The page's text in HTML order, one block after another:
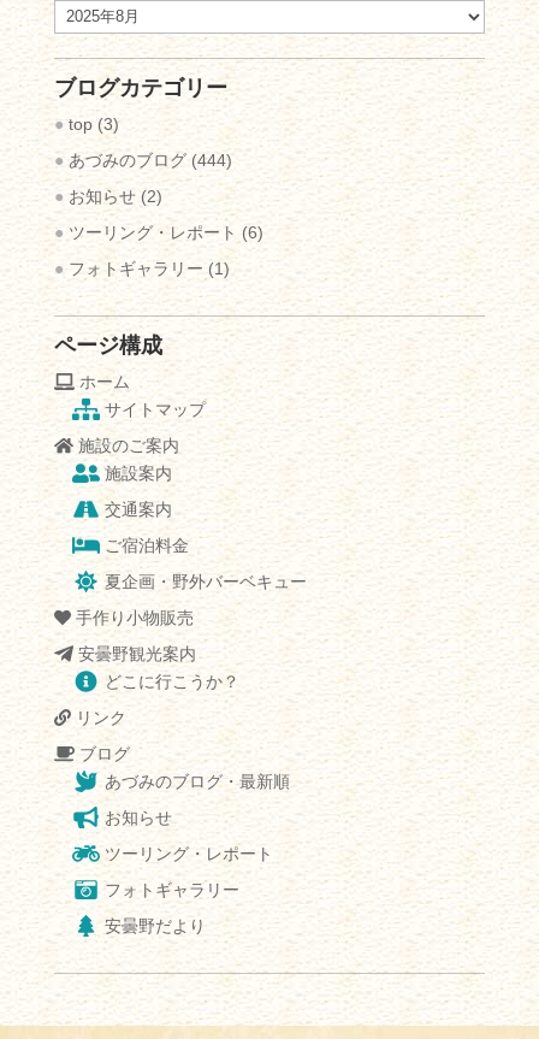
過
去
の
ブ
ロ
記
事
ブログカテゴリー
top(3)
あづみのブログ(444)
お知らせ(2)
ツーリング・レポート (6)
フォトギャラリー (1)
ページ構成
ホーム
サイトマップ
施設のご案内
施設案内
交通案内
ご宿泊料金
夏企画・野外バーベキュー
手作り小物販売
安曇野観光案内
どこに行こうか？
リンク
ブログ
あづみのブログ・最新順
お知らせ
ツーリング・レポート
フォトギャラリー
安曇野だより